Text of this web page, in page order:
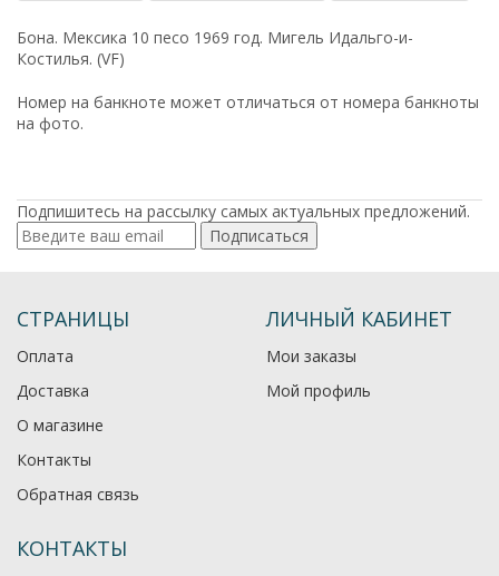
Бона. Мексика 10 песо 1969 год. Мигель Идальго-и-
Костилья. (VF)
Номер на банкноте может отличаться от номера банкноты
на фото.
Подпишитесь на рассылку самых актуальных предложений.
Подписаться
СТРАНИЦЫ
Оплата
Доставка
О магазине
Контакты
Обратная связь
ЛИЧНЫЙ КАБИНЕТ
Мои заказы
Мой профиль
КОНТАКТЫ